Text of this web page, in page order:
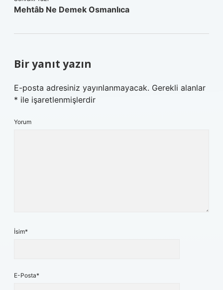
Mehtâb Ne Demek Osmanlıca
Bir yanıt yazın
E-posta adresiniz yayınlanmayacak. Gerekli alanlar
* ile işaretlenmişlerdir
Yorum
İsim*
E-Posta*